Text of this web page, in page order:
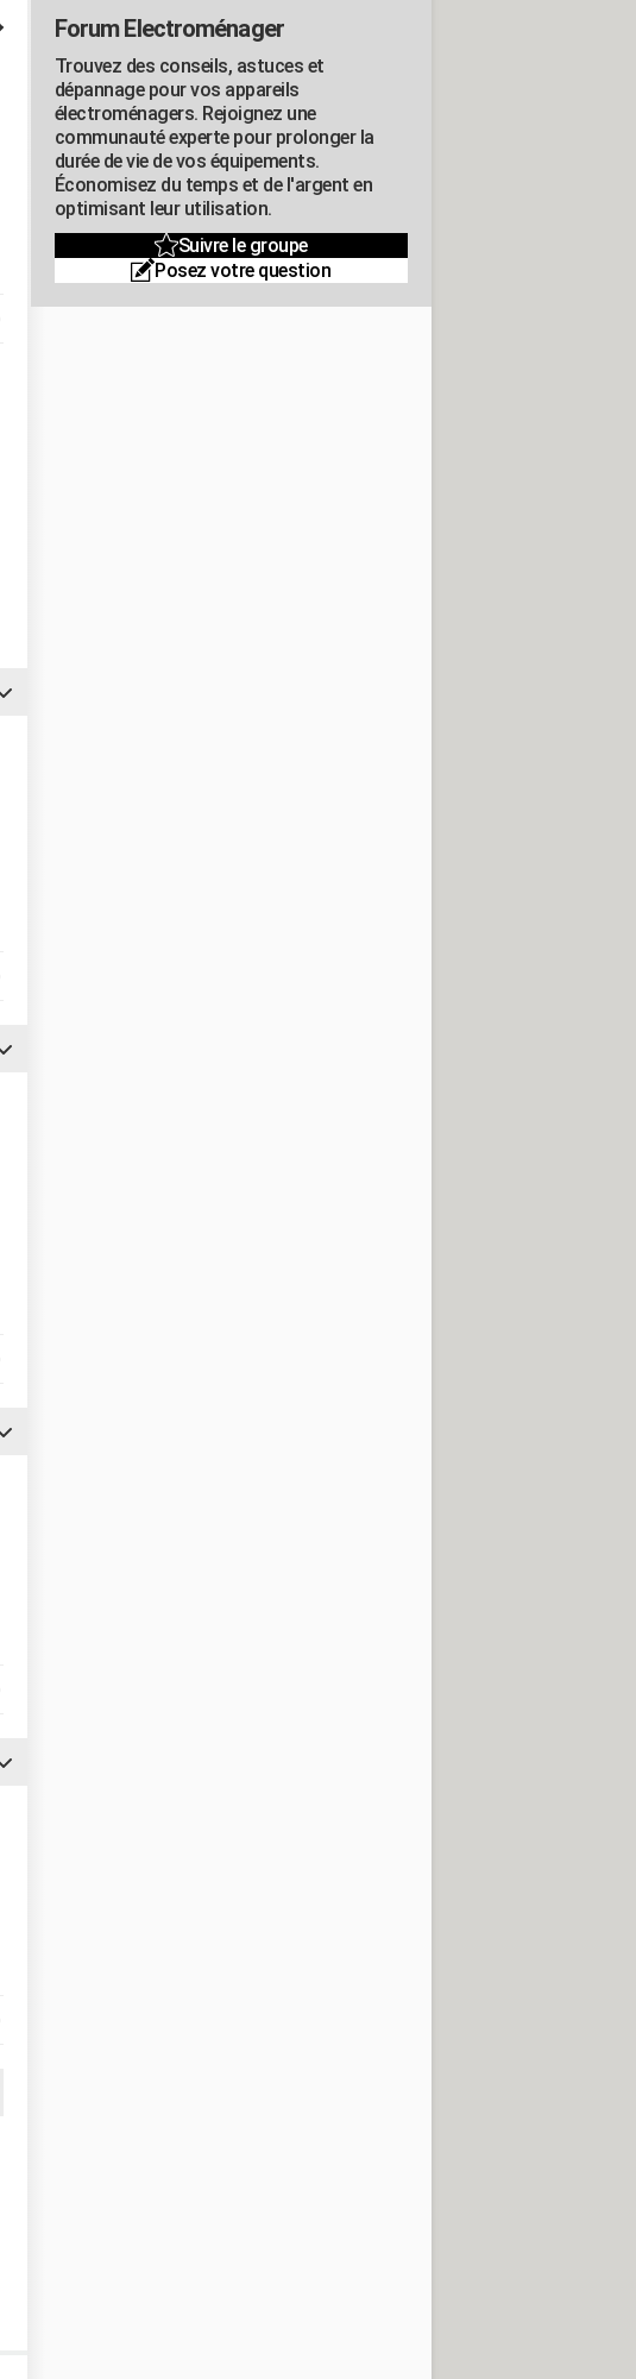
Forum Electroménager
Trouvez des conseils, astuces et
dépannage pour vos appareils
électroménagers. Rejoignez une
communauté experte pour prolonger la
durée de vie de vos équipements.
Économisez du temps et de l'argent en
optimisant leur utilisation.
Suivre le groupe
Posez votre question